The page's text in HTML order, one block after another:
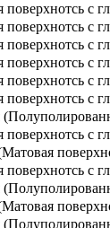
с
с
с
с
с
с
с
с